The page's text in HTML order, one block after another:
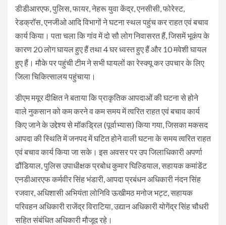
डीडीआरएफ, पुलिस, फायर, नेहरू युवा केंद्र, एनसीसी, फोरेस्ट,
रेडक्राॅस, एनजीओ आदि विभागों ने घटना स्थल पहुंच कर राहत एवं बचाव
कार्य किया। पता चला कि गांव में दो सौ लोग निवासरत हैं, जिसमें भूकंप के
कारण 20 लोग घायल हुए हैं तथा 4 घर ध्वस्त हुए हैं और 10 मवेशी घायल
हुए हैं। मौके पर पहुंची टीम ने सभी घायलों का रेस्क्यू कर उपचार के लिए
जिला चिकित्सालय पहुंचाया।
डीएम मयूर दीक्षित ने बताया कि प्राकृतिक आपदाओं की घटना से होने
वाले नुकसान को कम करने व कम समय में त्वरित राहत एवं बचाव कार्य
किए जाने के उद्देश्य से माॅकड्रिल (पूर्वाभ्यास) किया गया, जिसका मकसद
आपदा की स्थिति में जनपद में घटित होने वाली घटना के समय त्वरित राहत
एवं बचाव कार्य किया जा सके। इस अवसर पर उप जिलाधिकारी अपर्णा
ढौंडियाल, पुलिस उपाधीक्षक प्रबोध कुमार घिल्डियाल, सहायक कमांडेंट
एनडीआरएफ कर्मवीर सिंह भंडारी, आपदा प्रबंधन अधिकारी नंदन सिंह
रजवार, अधिशासी अभियंता लोनिवि ऊखीमठ मनोज भट्ट, सहायक
परिवहन अधिकारी राजेंद्र विराटिया, उद्यान अधिकारी योगेंद्र सिंह चौधरी
सहित संबंधित अधिकारी मौजूद रहे।